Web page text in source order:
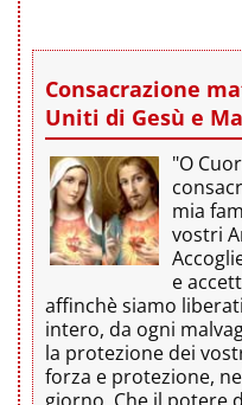
Consacrazione
Uniti di Gesù e
"O
mia
vostri
e
affinchè siamo
intero, da ogni
la protezione dei
forza e protezione,